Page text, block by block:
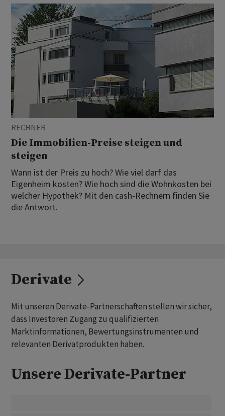
RECHNER
Die Immobilien-Preise steigen und
steigen
Wann ist der Preis zu hoch? Wie viel darf das
Eigenheim kosten? Wie hoch sind die Wohnkosten bei
welcher Hypothek? Mit den cash-Rechnern finden Sie
die Antwort.
Derivate
Mit unseren Derivate-Partnerschaften stellen wir sicher,
dass Investoren Zugang zu qualifizierten
Marktinformationen, Bewertungsinstrumenten und
relevanten Derivatprodukten haben.
Unsere Derivate-Partner